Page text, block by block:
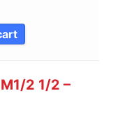
2 1/2 –